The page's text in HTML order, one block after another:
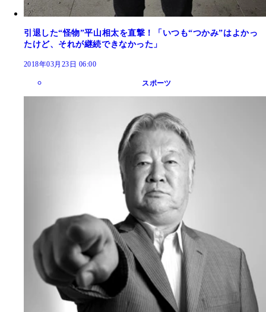
引退した“怪物”平山相太を直撃！「いつも“つかみ”はよかっ
たけど、それが継続できなかった」
2018年03月23日 06:00
スポーツ